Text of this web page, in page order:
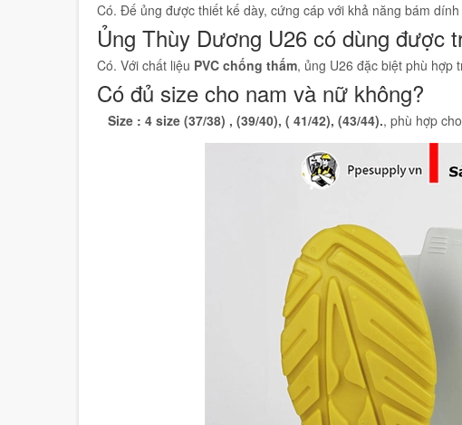
Có. Đế ủng được thiết kế dày, cứng cáp với khả năng bám
Ủng Thùy Dương U26 có dùng được
Có. Với chất liệu PVC chống thấm, ủng U26 đặc biệt phù hợp
Có đủ size cho nam và nữ không?
Size : 4 size (37/38) , (39/40), ( 41/42), (43/44)., phù hợp